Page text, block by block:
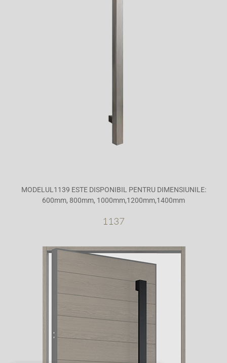
MODELUL1139 ESTE DISPONIBIL PENTRU DIMENSIUNILE:
600mm, 800mm, 1000mm,1200mm,1400mm
1137